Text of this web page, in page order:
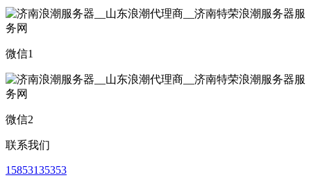
微信1
微信2
联系我们
15853135353